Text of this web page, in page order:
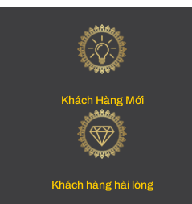
Khách Hàng Mới
Khách hàng hài lòng